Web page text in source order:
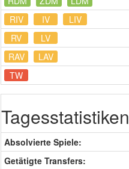
RIV
IV LIV
RV
LV
RAV
LAV
TW
Tagesstatistiken
Absolvierte Spiele:
Getätigte Transfers: